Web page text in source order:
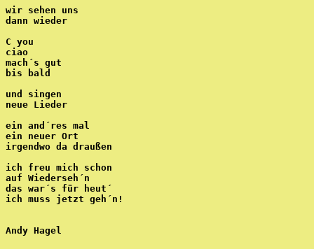
wir sehen uns
dann wieder
C you
ciao
mach´s gut
bis bald
und singen
neue Lieder
ein and´res mal
ein neuer Ort
irgendwo da draußen
ich freu mich schon
auf Wiederseh´n
das war´s für heut´
ich muss jetzt geh´n!
Andy Hagel